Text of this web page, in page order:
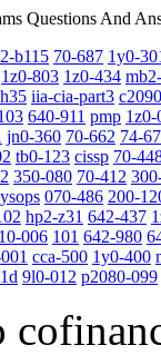
Questions And
b115 70-687 1y0-
1z0-803 1z0-434
iia-cia-part3
640-911 pmp 1z0-
jn0-360 70-662 74-
tb0-123 cissp 70-
350-080 70-412
070-486 200-
hp2-z31 642-437
006 101 642-980
cca-500 1y0-400
9l0-012 p2080-099